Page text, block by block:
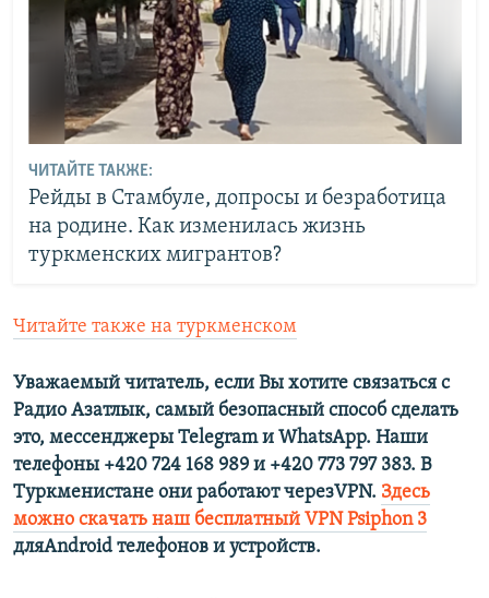
ЧИТАЙТЕ ТАКЖЕ:
Рейды в Стамбуле, допросы и безработица
на родине. Как изменилась жизнь
туркменских мигрантов?
Читайте также на туркменском
Уважаемый читатель, если Вы хотите связаться с
Радио Азатлык, самый безопасный способ сделать
это, мессенджеры Telegram и WhatsApp. Наши
телефоны +420 724 168 989 и +420 773 797 383. В
Туркменистане они работают черезVPN. Здесь
можно скачать наш бесплатный VPN Psiphon 3
дляAndroid телефонов и устройств.